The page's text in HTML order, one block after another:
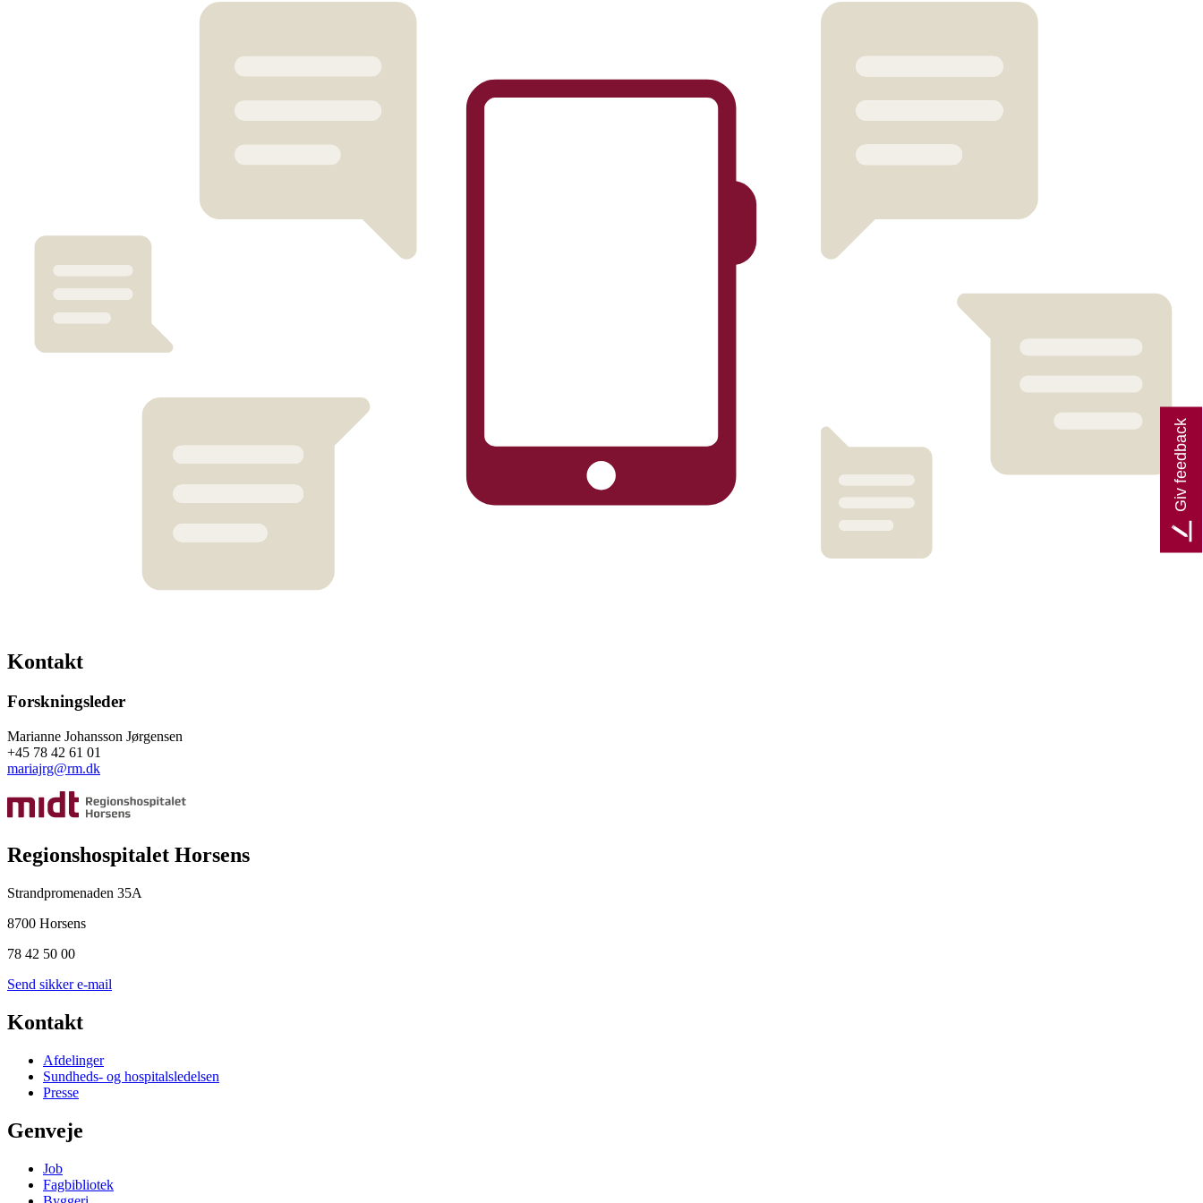
Kontakt
Forskningsleder
Marianne Johansson Jørgensen
+45 78 42 61 01
mariajrg@rm.dk
Regionshospitalet Horsens
Strandpromenaden 35A
8700 Horsens
78 42 50 00
Send sikker e-mail
Kontakt
Afdelinger
Sundheds- og hospitalsledelsen
Presse
Genveje
Job
Fagbibliotek
Giv feedback